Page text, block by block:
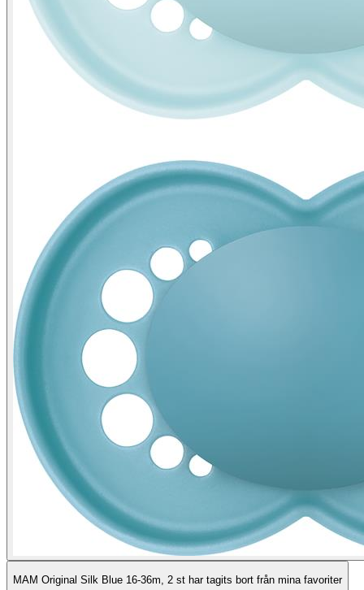
MAM Original Silk Blue 16-36m, 2 st har tagits bort från mina favoriter